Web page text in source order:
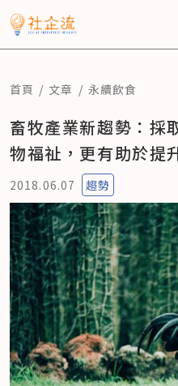
首頁 文章 永續飲食
畜牧產業新趨勢：採
物福祉，更有助於提
2018.06.07 趨勢